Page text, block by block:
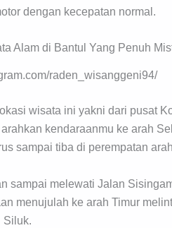
dengan kecepatan normal.
raden_wisanggeni94/
wisata ini yakni dari pusat
kendaraanmu ke arah
sampai tiba di perempatan
sampai melewati Jalan
menujulah ke arah Timur
Siluk.